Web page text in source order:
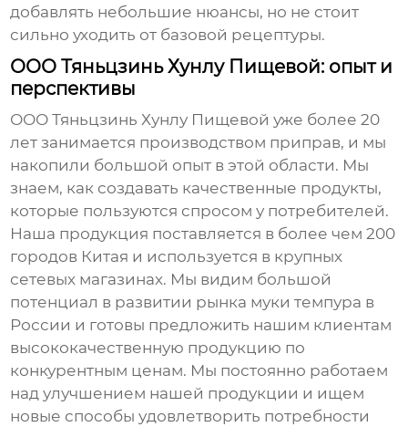
добавлять небольшие нюансы, но не стоит
сильно уходить от базовой рецептуры.
ООО Тяньцзинь Хунлу Пищевой: опыт и
перспективы
ООО Тяньцзинь Хунлу Пищевой уже более 20
лет занимается производством приправ, и мы
накопили большой опыт в этой области. Мы
знаем, как создавать качественные продукты,
которые пользуются спросом у потребителей.
Наша продукция поставляется в более чем 200
городов Китая и используется в крупных
сетевых магазинах. Мы видим большой
потенциал в развитии рынка муки темпура в
России и готовы предложить нашим клиентам
высококачественную продукцию по
конкурентным ценам. Мы постоянно работаем
над улучшением нашей продукции и ищем
новые способы удовлетворить потребности